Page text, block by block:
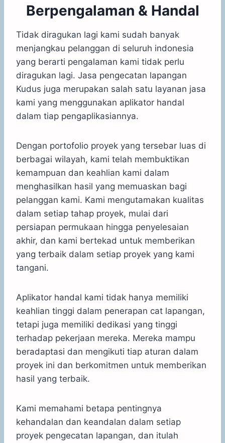
Berpengalaman & Handal
Tidak diragukan lagi kami sudah banyak
menjangkau pelanggan di seluruh indonesia
yang berarti pengalaman kami tidak perlu
diragukan lagi. Jasa pengecatan lapangan
Kudus juga merupakan salah satu layanan jasa
kami yang menggunakan aplikator handal
dalam tiap pengaplikasiannya.
Dengan portofolio proyek yang tersebar luas di
berbagai wilayah, kami telah membuktikan
kemampuan dan keahlian kami dalam
menghasilkan hasil yang memuaskan bagi
pelanggan kami. Kami mengutamakan kualitas
dalam setiap tahap proyek, mulai dari
persiapan permukaan hingga penyelesaian
akhir, dan kami bertekad untuk memberikan
yang terbaik dalam setiap proyek yang kami
tangani.
Aplikator handal kami tidak hanya memiliki
keahlian tinggi dalam penerapan cat lapangan,
tetapi juga memiliki dedikasi yang tinggi
terhadap pekerjaan mereka. Mereka mampu
beradaptasi dan mengikuti tiap aturan dalam
proyek ini dan berkomitmen untuk memberikan
hasil yang terbaik.
Kami memahami betapa pentingnya
kehandalan dan keandalan dalam setiap
proyek pengecatan lapangan, dan itulah